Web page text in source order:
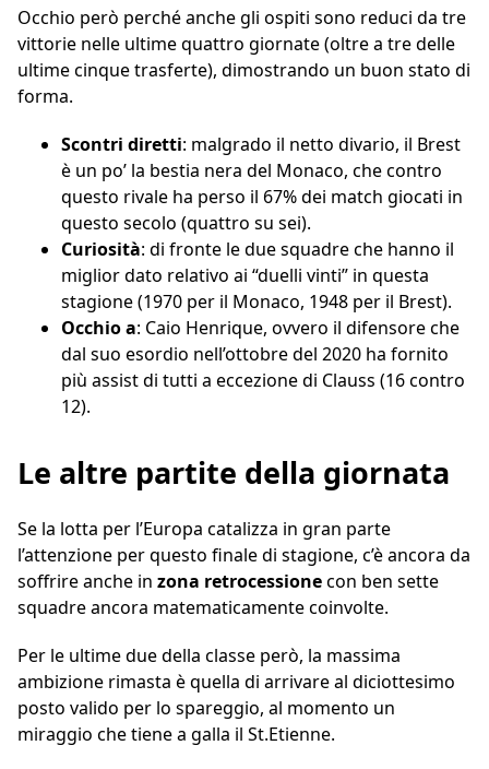
Occhio però perché anche gli ospiti sono reduci da tre
vittorie nelle ultime quattro giornate (oltre a tre delle
ultime cinque trasferte), dimostrando un buon stato di
forma.
Scontri diretti: malgrado il netto divario, il Brest
è un po’ la bestia nera del Monaco, che contro
questo rivale ha perso il 67% dei match giocati in
questo secolo (quattro su sei).
Curiosità: di fronte le due squadre che hanno il
miglior dato relativo ai “duelli vinti” in questa
stagione (1970 per il Monaco, 1948 per il Brest).
Occhio a: Caio Henrique, ovvero il difensore che
dal suo esordio nell’ottobre del 2020 ha fornito
più assist di tutti a eccezione di Clauss (16 contro
12).
Le altre partite della giornata
Se la lotta per l’Europa catalizza in gran parte
l’attenzione per questo finale di stagione, c’è ancora da
soffrire anche in zona retrocessionecon ben sette
squadre ancora matematicamente coinvolte.
Per le ultime due della classe però, la massima
ambizione rimasta è quella di arrivare al diciottesimo
posto valido per lo spareggio, al momento un
miraggio che tiene a galla il St.Etienne.